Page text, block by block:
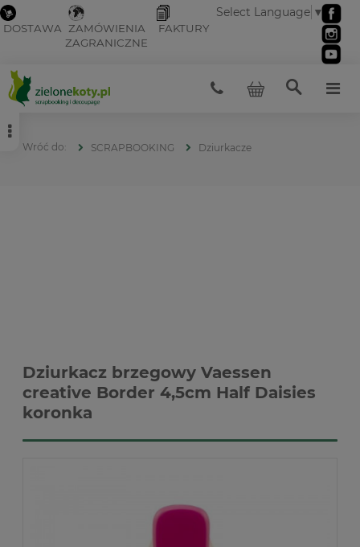
DOSTAWA ZAMÓWIENIA
ZAGRANICZNE
FAKTURY
Select Language ▼
SCRAPBOOKING Dziurkacze
Dziurkacz brzegowy Vaessen
creative Border 4,5cm Half Daisies
koronka